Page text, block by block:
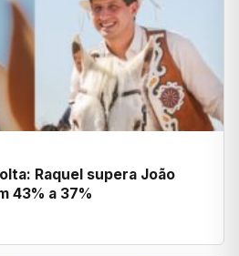
Raquel supera João
43% a 37%